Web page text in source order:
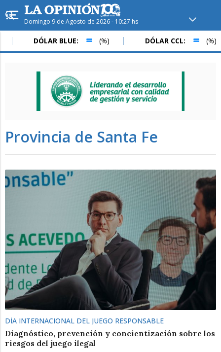
Domingo 9 de Agosto de 2026 - 10:27 hs
Hoy enRafaela ver clima
Mín / Máx
Humedad
Presión
Mar Mié
DÓLAR BLUE: (%) DÓLAR CCL: (%)
Provincia de Santa Fe
DÍA INTERNACIONAL DEL JUEGO RESPONSABLE
Diagnóstico, prevención y concientización sobre los
riesgos del juego ilegal